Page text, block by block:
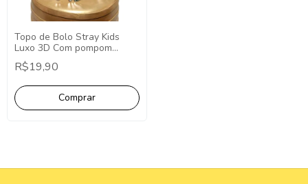
Topo de Bolo Stray Kids
Luxo 3D Com pompom
minimalista - Topper Cake
Stray Kids
R$19,90